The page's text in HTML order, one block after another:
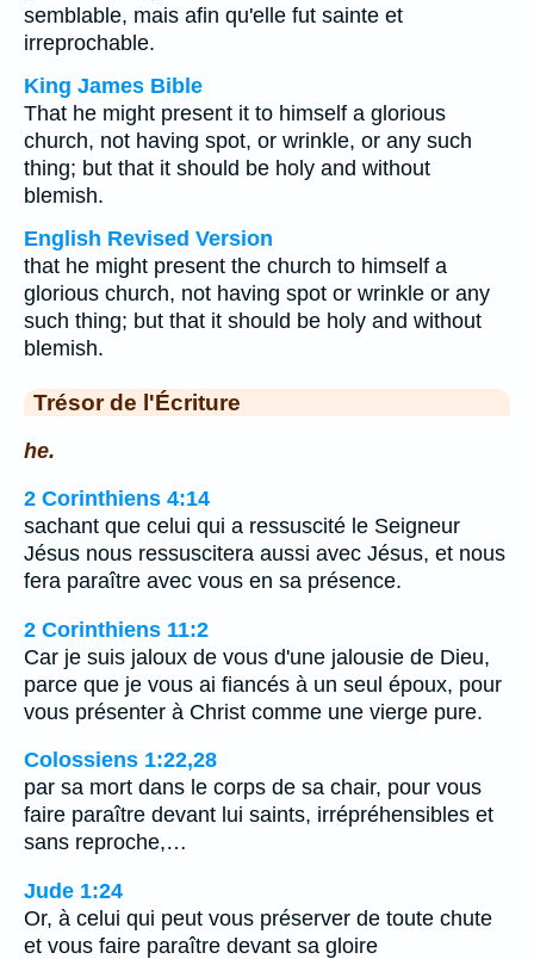
semblable, mais afin qu'elle fut sainte et
irreprochable.
King James Bible
That he might present it to himself a glorious
church, not having spot, or wrinkle, or any such
thing; but that it should be holy and without
blemish.
English Revised Version
that he might present the church to himself a
glorious church, not having spot or wrinkle or any
such thing; but that it should be holy and without
blemish.
Trésor de l'Écriture
he.
2 Corinthiens 4:14
sachant que celui qui a ressuscité le Seigneur
Jésus nous ressuscitera aussi avec Jésus, et nous
fera paraître avec vous en sa présence.
2 Corinthiens 11:2
Car je suis jaloux de vous d'une jalousie de Dieu,
parce que je vous ai fiancés à un seul époux, pour
vous présenter à Christ comme une vierge pure.
Colossiens 1:22,28
par sa mort dans le corps de sa chair, pour vous
faire paraître devant lui saints, irrépréhensibles et
sans reproche,…
Jude 1:24
Or, à celui qui peut vous préserver de toute chute
et vous faire paraître devant sa gloire